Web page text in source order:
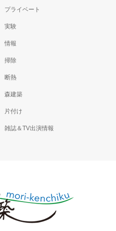
プライベート
実験
情報
掃除
断熱
森建築
片付け
雑誌＆TV出演情報